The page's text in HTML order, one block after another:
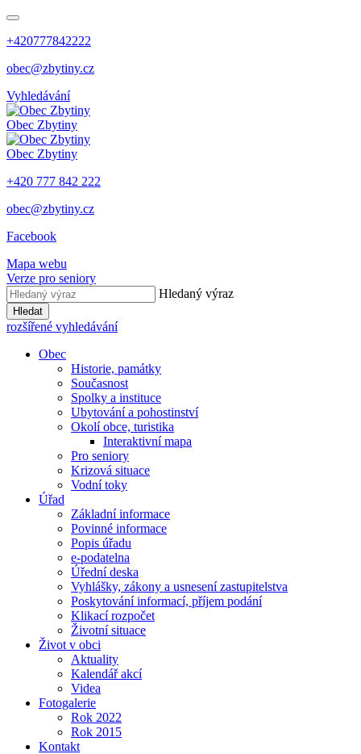
+420777842222
obec@zbytiny.cz
Vyhledávání
Obec Zbytiny
Obec Zbytiny
+420 777 842 222
obec@zbytiny.cz
Facebook
Mapa webu
Verze pro seniory
Hledaný výraz
Hledat
rozšířené vyhledávání
Obec
Historie, památky
Současnost
Spolky a instituce
Ubytování a pohostinství
Okolí obce, turistika
Interaktivní mapa
Pro seniory
Krizová situace
Vodní toky
Úřad
Základní informace
Povinné informace
Popis úřadu
e-podatelna
Úřední deska
Vyhlášky, zákony a usnesení zastupitelstva
Poskytování informací, příjem podání
Klikací rozpočet
Životní situace
Život v obci
Aktuality
Kalendář akcí
Videa
Fotogalerie
Rok 2022
Rok 2015
Kontakt